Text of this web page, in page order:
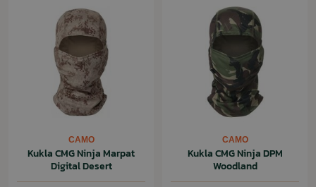
CAMO
Kukla CMG Ninja Marpat
Digital Desert
CAMO
Kukla CMG Ninja DPM
Woodland